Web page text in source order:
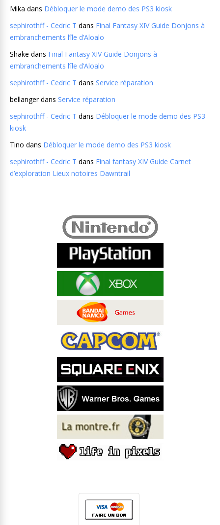
Mika dans Débloquer le mode demo des PS3 kiosk
sephirothff - Cedric T dans Final Fantasy XIV Guide Donjons à
embranchements l’île d’Aloalo
Shake dans Final Fantasy XIV Guide Donjons à
embranchements l’île d’Aloalo
sephirothff - Cedric T dans Service réparation
bellangerdans Service réparation
sephirothff - Cedric T dans Débloquer le mode demo des PS3
kiosk
Tino dans Débloquer le mode demo des PS3 kiosk
sephirothff - Cedric T dans Final fantasy XIV Guide Carnet
d’exploration Lieux notoires Dawntrail